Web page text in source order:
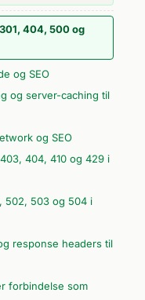
404, 500 og
og SEO
og server-caching til
og SEO
404, 410 og 429 i
502, 503 og 504 i
response headers til
forbindelse som